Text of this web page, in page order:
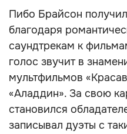
Пибо Брайсон
благодаря
саундтрекам к
голос звучит в
мультфильмов
«Аладдин». За свою
становился
записывал дуэты с